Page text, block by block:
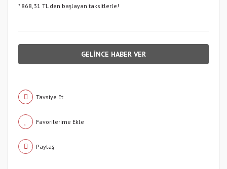
* 868,31 TL den başlayan taksitlerle!
GELİNCE HABER VER
Tavsiye Et
Paylaş